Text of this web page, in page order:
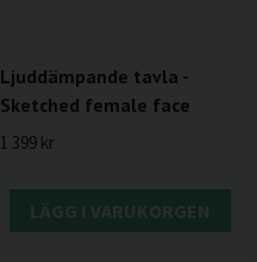
Ljuddämpande tavla -
Sketched female face
1 399 kr
LÄGG I VARUKORGEN